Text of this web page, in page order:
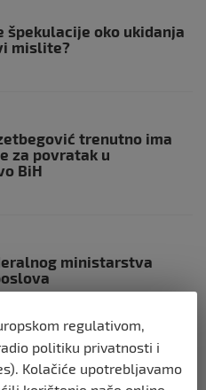
špekulacije oko ukidanja
mislite?
trenutno ima
za povratak u
BiH
ministarstva
Pretresaju se stambeni i
regulativom,
politiku privatnosti i
Kolačiće upotrebljavamo